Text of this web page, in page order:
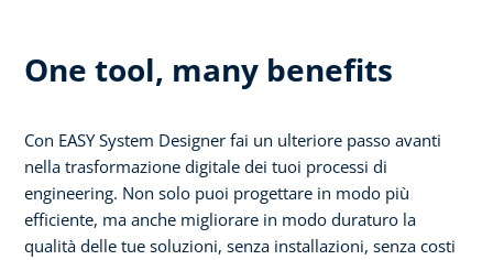
One tool, many benefits
Con EASY System Designer fai un ulteriore passo avanti
nella trasformazione digitale dei tuoi processi di
engineering. Non solo puoi progettare in modo più
efficiente, ma anche migliorare in modo duraturo la
qualità delle tue soluzioni, senza installazioni, senza costi